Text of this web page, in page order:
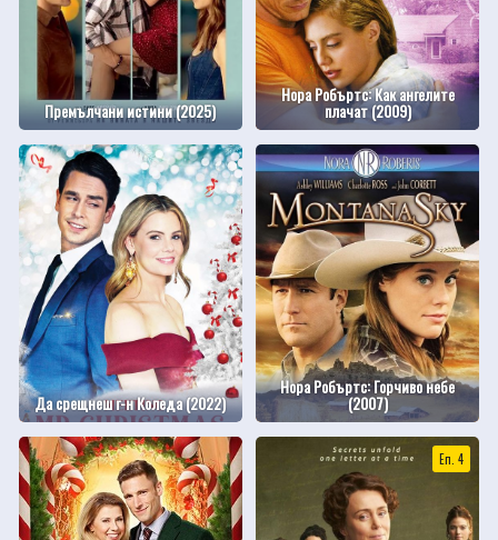
Премълчани истини (2025)
Нора Робъртс: Как ангелите
плачат (2009)
Да срещнеш г-н Коледа (2022)
Нора Робъртс: Горчиво небе
(2007)
Еп. 4